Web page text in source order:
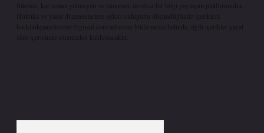
Sitemiz, kar amacı gütmeyen ve tamamen ücretsiz bir bilgi paylaşım platformudur.
Hukuka ve yasal düzenlemelere aykırı olduğunu düşündüğünüz içerikleri,
backlinkpanelicomtr@gmail.com
adresine bildirmeniz halinde, ilgili içerikler yasal
süre içerisinde sitemizden kaldırılacaktır.